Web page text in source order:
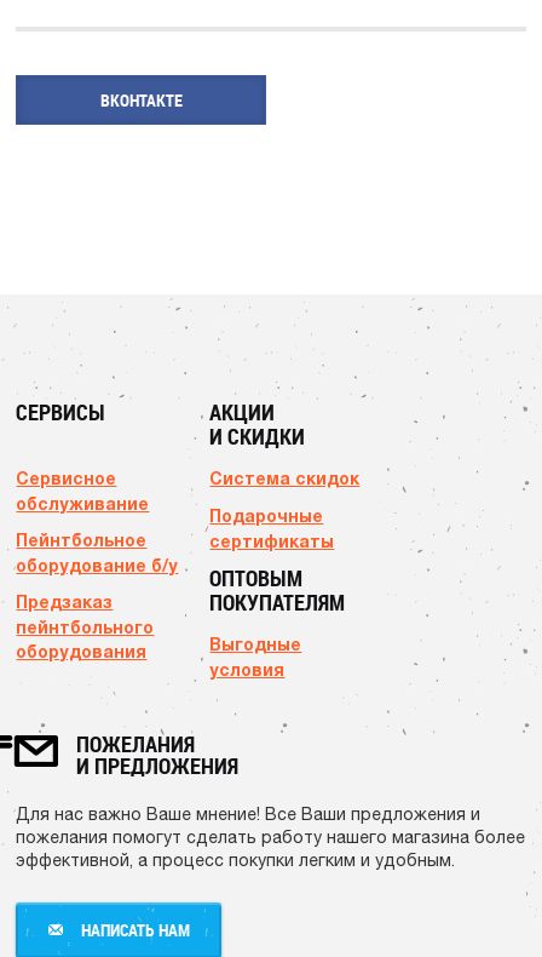
ВКОНТАКТЕ
СЕРВИСЫ
Сервисное
обслуживание
Пейнтбольное
оборудование б/у
Предзаказ
пейнтбольного
оборудования
АКЦИИ
И СКИДКИ
Система скидок
Подарочные
сертификаты
ОПТОВЫМ
ПОКУПАТЕЛЯМ
Выгодные
условия
ПОЖЕЛАНИЯ
И ПРЕДЛОЖЕНИЯ
Для нас важно Ваше мнение! Все Ваши предложения и
пожелания помогут сделать работу нашего магазина более
эффективной, а процесс покупки легким и удобным.
НАПИСАТЬ НАМ